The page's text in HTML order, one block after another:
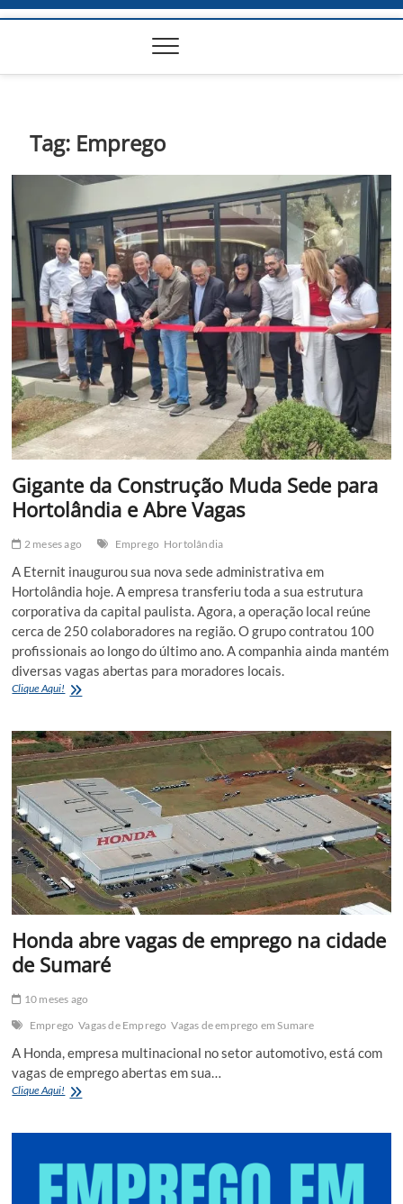
Tag: Emprego
Gigante da Construção Muda Sede para
Hortolândia e Abre Vagas
2 meses ago Emprego Hortolândia
A Eternit inaugurou sua nova sede administrativa em
Hortolândia hoje. A empresa transferiu toda a sua estrutura
corporativa da capital paulista. Agora, a operação local reúne
cerca de 250 colaboradores na região. O grupo contratou 100
profissionais ao longo do último ano. A companhia ainda mantém
diversas vagas abertas para moradores locais.
Clique Aqui! Gigante
Muda
Sede
para
Hortolândia
e
Abre
Vagas
Honda abre vagas de emprego na cidade
de Sumaré
10 meses ago
Emprego Vagas de Emprego Vagas de emprego em Sumare
A Honda, empresa multinacional no setor automotivo, está com
vagas de emprego abertas em sua…
Clique Aqui! Honda
cidade